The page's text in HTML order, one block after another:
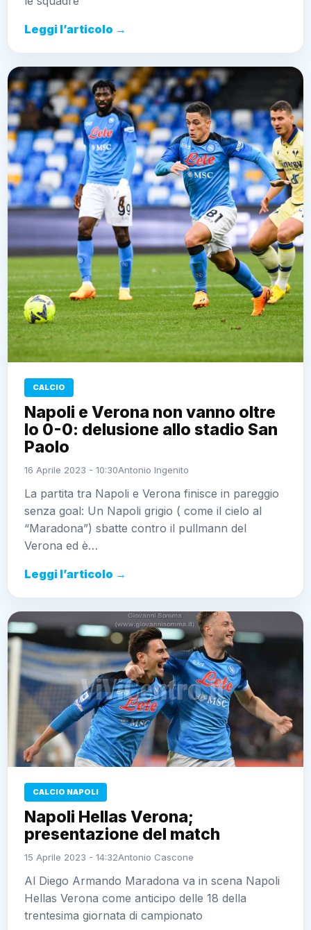
Leggi l’articolo →
CALCIO
Napoli e Verona non vanno oltre
lo 0-0: delusione allo stadio San
Paolo
16 Aprile 2023 - 10:30Antonio Ingenito
La partita tra Napoli e Verona finisce in pareggio
senza goal: Un Napoli grigio ( come il cielo al
“Maradona”) sbatte contro il pullmann del
Verona ed è…
Leggi l’articolo →
CALCIO NAPOLI
Napoli Hellas Verona;
presentazione del match
15 Aprile 2023 - 14:32Antonio Cascone
Al Diego Armando Maradona va in scena Napoli
Hellas Verona come anticipo delle 18 della
trentesima giornata di campionato